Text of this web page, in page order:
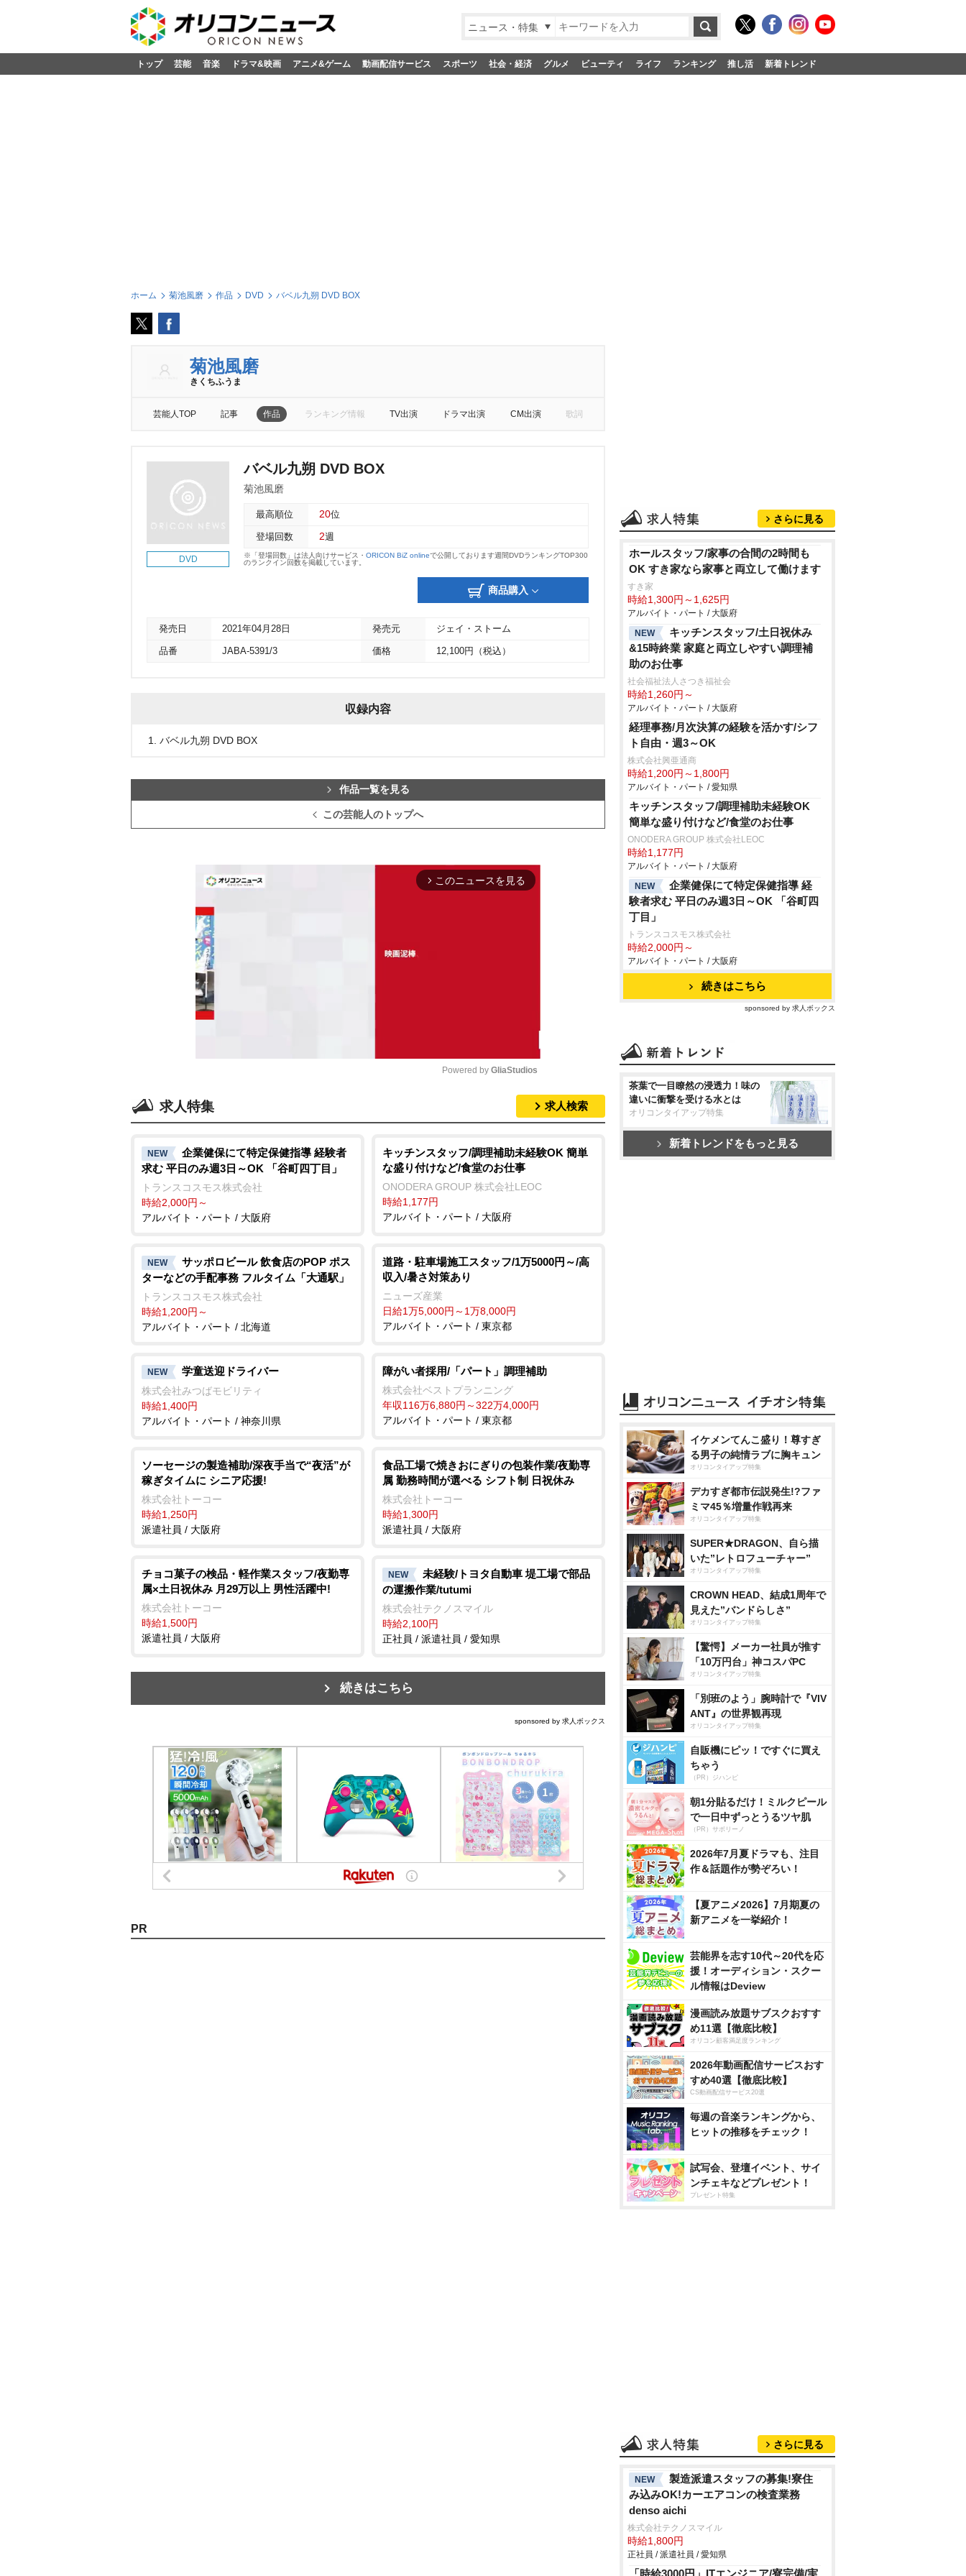
ニュース・特集
トップ 芸能 音楽 ドラマ&映画 アニメ&ゲーム 動画配信サービス スポーツ 社会・経済 グルメ ビューティ ライフ ランキング 推し活 新着トレンド
ホーム 菊池風磨 作品 DVD バベル九朔 DVD BOX
菊池風磨
きくちふうま
芸能人TOP 記事 作品 ランキング情報 TV出演 ドラマ出演 CM出演 歌詞
DVD
バベル九朔 DVD BOX
菊池風磨
最高順位 20位
登場回数 2週
※「登場回数」は法人向けサービス・ ORICON BiZ onlineで公開しております週間DVDランキングTOP300
のランクイン回数を掲載しています。
商品購入
発売日 2021年04月28日 発売元 ジェイ・ストーム
品番 JABA-5391/3 価格 12,100円（税込）
収録内容
1. バベル九朔 DVD BOX
作品一覧を見る
この芸能人のトップへ
arrow_forward_ios このニュースを見る
t
e
Powered by GliaStudios
求人特集 求人検索
NEW
企業健保にて特定保健指導 経験者
求む 平日のみ週3日～OK 「谷町四丁目」
トランスコスモス株式会社
時給2,000円～
アルバイト・パート / 大阪府
キッチンスタッフ/調理補助未経験OK 簡単
な盛り付けなど/食堂のお仕事
ONODERA GROUP 株式会社LEOC
時給1,177円
アルバイト・パート / 大阪府
NEW
サッポロビール 飲食店のPOP ポス
ターなどの手配事務 フルタイム「大通駅」
トランスコスモス株式会社
時給1,200円～
アルバイト・パート / 北海道
道路・駐車場施工スタッフ/1万5000円～/高
収入/暑さ対策あり
ニューズ産業
日給1万5,000円～1万8,000円
アルバイト・パート / 東京都
NEW 学童送迎ドライバー
株式会社みつばモビリティ
時給1,400円
アルバイト・パート / 神奈川県
障がい者採用/「パート」調理補助
株式会社ベストプランニング
年収116万6,880円～322万4,000円
アルバイト・パート / 東京都
ソーセージの製造補助/深夜手当で“夜活”が
稼ぎタイムに シニア応援!
株式会社トーコー
時給1,250円
派遣社員 / 大阪府
食品工場で焼きおにぎりの包装作業/夜勤専
属 勤務時間が選べる シフト制 日祝休み
株式会社トーコー
時給1,300円
派遣社員 / 大阪府
チョコ菓子の検品・軽作業スタッフ/夜勤専
属×土日祝休み 月29万以上 男性活躍中!
株式会社トーコー
時給1,500円
派遣社員 / 大阪府
NEW
未経験/トヨタ自動車 堤工場で部品
の運搬作業/tutumi
株式会社テクノスマイル
時給2,100円
正社員 / 派遣社員 / 愛知県
続きはこちら
sponsored by 求人ボックス
PR
さらに見る
ホールスタッフ/家事の合間の2時間も
OK すき家なら家事と両立して働けます
すき家
時給1,300円～1,625円
アルバイト・パート / 大阪府
NEW
キッチンスタッフ/土日祝休み
&15時終業 家庭と両立しやすい調理補
助のお仕事
社会福祉法人さつき福祉会
時給1,260円～
アルバイト・パート / 大阪府
経理事務/月次決算の経験を活かす/シフ
ト自由・週3～OK
株式会社興亜通商
時給1,200円～1,800円
アルバイト・パート / 愛知県
キッチンスタッフ/調理補助未経験OK
簡単な盛り付けなど/食堂のお仕事
ONODERA GROUP 株式会社LEOC
時給1,177円
アルバイト・パート / 大阪府
NEW
企業健保にて特定保健指導 経
験者求む 平日のみ週3日～OK 「谷町四
丁目」
トランスコスモス株式会社
時給2,000円～
アルバイト・パート / 大阪府
続きはこちら
sponsored by 求人ボックス
茶葉で一目瞭然の浸透力！味の
違いに衝撃を受ける水とは
オリコンタイアップ特集
新着トレンドをもっと見る
イケメンてんこ盛り！尊すぎ
る男子の純情ラブに胸キュン
オリコンタイアップ特集
デカすぎ都市伝説発生!?ファ
ミマ45％増量作戦再来
オリコンタイアップ特集
SUPER★DRAGON、自ら描
いた”レトロフューチャー”
オリコンタイアップ特集
CROWN HEAD、結成1周年で
見えた”バンドらしさ”
オリコンタイアップ特集
【驚愕】メーカー社員が推す
「10万円台」神コスパPC
オリコンタイアップ特集
「別班のよう」腕時計で『VIV
ANT』の世界観再現
オリコンタイアップ特集
自販機にピッ！ですぐに買え
ちゃう
（PR）ジハンピ
朝1分貼るだけ！ミルクピール
で一日中ずっとうるツヤ肌
（PR）サボリーノ
2026年7月夏ドラマも、注目
作＆話題作が勢ぞろい！
【夏アニメ2026】7月期夏の
新アニメを一挙紹介！
芸能界を志す10代～20代を応
援！オーディション・スクー
ル情報はDeview
漫画読み放題サブスクおすす
め11選【徹底比較】
オリコン顧客満足度ランキング
2026年動画配信サービスおす
すめ40選【徹底比較】
CS動画配信サービス20選
毎週の音楽ランキングから、
ヒットの推移をチェック！
試写会、登壇イベント、サイ
ンチェキなどプレゼント！
プレゼント特集
さらに見る
NEW
製造派遣スタッフの募集!寮住
み込みOK!カーエアコンの検査業務
denso aichi
株式会社テクノスマイル
時給1,800円
正社員 / 派遣社員 / 愛知県
「時給3000円」ITエンジニア/寮完備/実